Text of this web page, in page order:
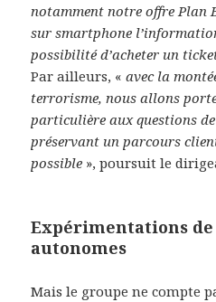
notamment notre offre Plan
sur smartphone
possibilité d’acheter un
Par ailleurs, «avec la
terrorisme, nous allons
particulière aux questions
préservant un parcours
possible », poursuit le
Expérimentations
autonomes
Mais le groupe ne compte